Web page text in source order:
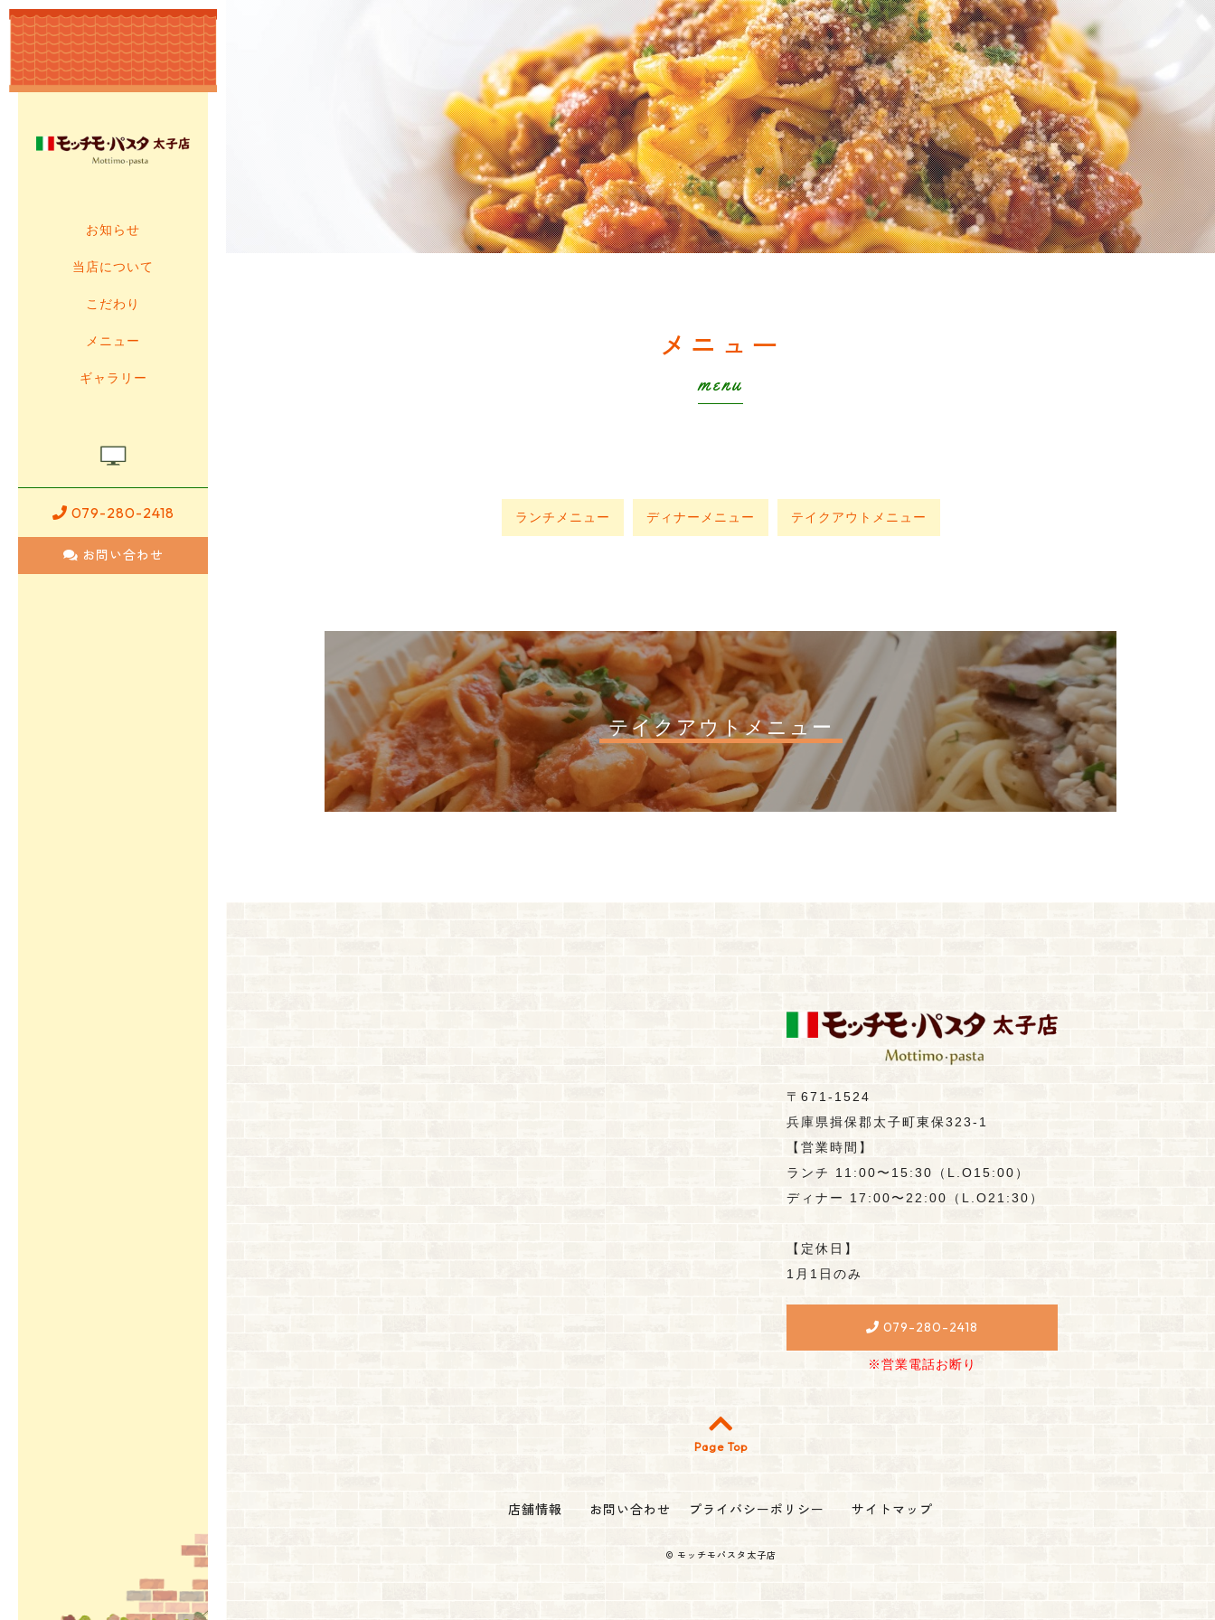
お知らせ
当店について
こだわり
メニュー
ギャラリー
079-280-2418
お問い合わせ
メニュー
menu
ランチメニュー ディナーメニュー テイクアウトメニュー
テイクアウトメニュー
〒671-1524
兵庫県揖保郡太子町東保323-1
【営業時間】
ランチ 11:00〜15:30（L.O15:00）
ディナー 17:00〜22:00（L.O21:30）
【定休日】
1月1日のみ
079-280-2418
※営業電話お断り
Page Top
店舗情報 お問い合わせ プライバシーポリシー サイトマップ
© モッチモパスタ太子店